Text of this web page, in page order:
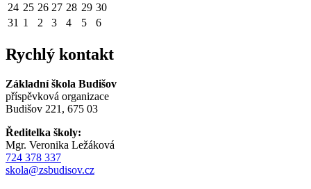
24 25 26 27 28 29 30
31 1 2 3 4 5 6
Rychlý kontakt
Základní škola Budišov
příspěvková organizace
Budišov 221, 675 03
Ředitelka školy:
Mgr. Veronika Ležáková
724 378 337
skola@zsbudisov.cz